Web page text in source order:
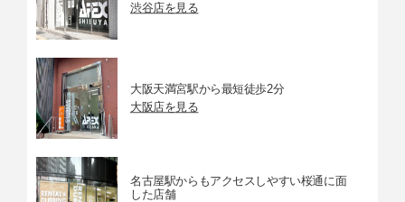
渋谷店を見る
大阪天満宮駅から最短徒歩2分
大阪店を見る
名古屋駅からもアクセスしやすい桜通に面
した店舗